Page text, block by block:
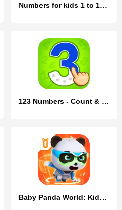
Numbers for kids 1 to 10 Math
123 Numbers - Count & Tracing
Baby Panda World: Kids Games